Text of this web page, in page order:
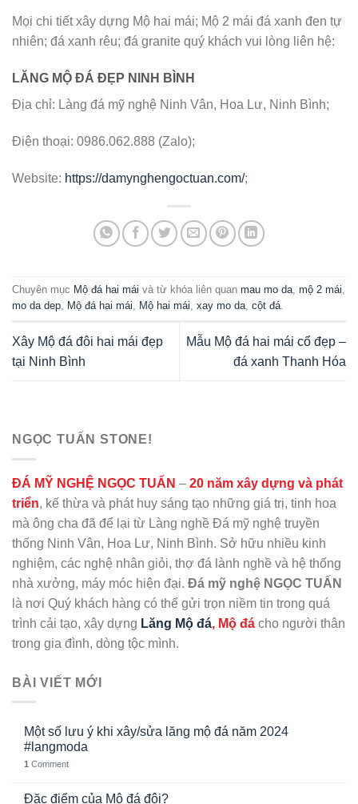
Mọi chi tiết xây dựng Mộ hai mái; Mộ 2 mái đá xanh đen tự
nhiên; đá xanh rêu; đá granite quý khách vui lòng liên hệ:
LĂNG MỘ ĐÁ ĐẸP NINH BÌNH
Địa chỉ: Làng đá mỹ nghệ Ninh Vân, Hoa Lư, Ninh Bình;
Điện thoại: 0986.062.888 (Zalo);
Website: https://damynghengoctuan.com/;
Chuyên mục Mộ đá hai mái và từ khóa liên quan mau mo da, mộ 2 mái,
mo da dep, Mộ đá hai mái, Mộ hai mái, xay mo da, cột đá.
Xây Mộ đá đôi hai mái đẹp
tại Ninh Bình
Mẫu Mộ đá hai mái cổ đẹp –
đá xanh Thanh Hóa
NGỌC TUẤN STONE!
ĐÁ MỸ NGHỆ NGỌC TUẤN – 20 năm xây dựng và phát
triển, kế thừa và phát huy sáng tạo những giá trị, tinh hoa
mà ông cha đã để lại từ Làng nghề Đá mỹ nghệ truyền
thống Ninh Vân, Hoa Lư, Ninh Bình. Sở hữu nhiều kinh
nghiệm, các nghệ nhân giỏi, thợ đá lành nghề và hệ thống
nhà xưởng, máy móc hiện đại. Đá mỹ nghệ NGỌC TUẤN
là nơi Quý khách hàng có thể gửi trọn niềm tin trong quá
trình cải tạo, xây dựng Lăng Mộ đá, Mộ đá cho người thân
trong gia đình, dòng tộc mình.
BÀI VIẾT MỚI
Một số lưu ý khi xây/sửa lăng mộ đá năm 2024
#langmoda
1 Comment
Đặc điểm của Mộ đá đôi?